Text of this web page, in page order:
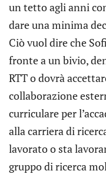
un tetto agli anni
dare una minima
Ciò vuol dire che
fronte a un bivio,
RTT o dovrà
collaborazione
curriculare per
alla carriera di
lavorato o sta
gruppo di ricerca